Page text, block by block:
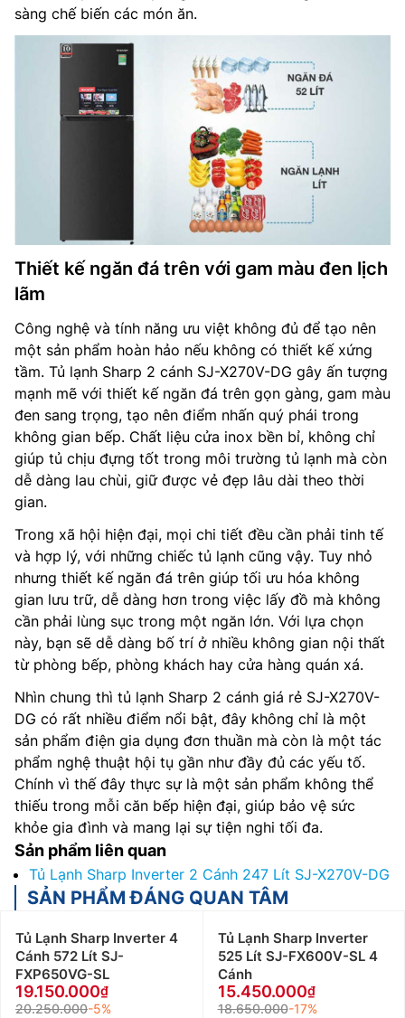
sàng chế biến các món ăn.
Thiết kế ngăn đá trên với gam màu đen lịch
lãm
Công nghệ và tính năng ưu việt không đủ để tạo nên
một sản phẩm hoàn hảo nếu không có thiết kế xứng
tầm. Tủ lạnh Sharp 2 cánh SJ-X270V-DG gây ấn tượng
mạnh mẽ với thiết kế ngăn đá trên gọn gàng, gam màu
đen sang trọng, tạo nên điểm nhấn quý phái trong
không gian bếp. Chất liệu cửa inox bền bỉ, không chỉ
giúp tủ chịu đựng tốt trong môi trường tủ lạnh mà còn
dễ dàng lau chùi, giữ được vẻ đẹp lâu dài theo thời
gian.
Trong xã hội hiện đại, mọi chi tiết đều cần phải tinh tế
và hợp lý, với những chiếc tủ lạnh cũng vậy. Tuy nhỏ
nhưng thiết kế ngăn đá trên giúp tối ưu hóa không
gian lưu trữ, dễ dàng hơn trong việc lấy đồ mà không
cần phải lùng sục trong một ngăn lớn. Với lựa chọn
này, bạn sẽ dễ dàng bố trí ở nhiều không gian nội thất
từ phòng bếp, phòng khách hay cửa hàng quán xá.
Nhìn chung thì tủ lạnh Sharp 2 cánh giá rẻ SJ-X270V-
DG có rất nhiều điểm nổi bật, đây không chỉ là một
sản phẩm điện gia dụng đơn thuần mà còn là một tác
phẩm nghệ thuật hội tụ gần như đầy đủ các yếu tố.
Chính vì thế đây thực sự là một sản phẩm không thể
thiếu trong mỗi căn bếp hiện đại, giúp bảo vệ sức
khỏe gia đình và mang lại sự tiện nghi tối đa.
Sản phẩm liên quan
Tủ Lạnh Sharp Inverter 2 Cánh 247 Lít SJ-X270V-DG
SẢN PHẨM ĐÁNG QUAN TÂM
Tủ Lạnh Sharp Inverter 4
Cánh 572 Lít SJ-
FXP650VG-SL
19.150.000
20.250.000-5%
Tủ Lạnh Sharp Inverter
525 Lít SJ-FX600V-SL 4
Cánh
15.450.000
18.650.000-17%